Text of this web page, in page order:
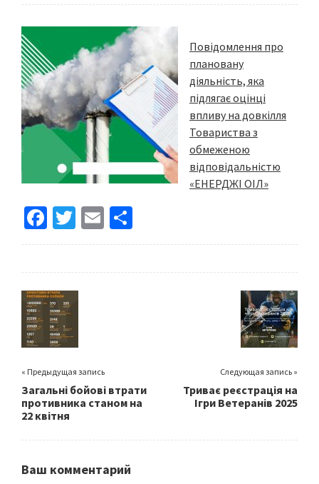
Повідомлення про
плановану
діяльність, яка
підлягає оцінці
впливу на довкілля
Товариства з
обмеженою
відповідальністю
«ЕНЕРДЖІ ОІЛ»
Fa
ce
o
o
k
T
wi
er
E
m h
« Предыдущая запись
Загальні бойові втрати
противника станом на
22 квітня
Следующая запись »
Триває реєстрація на
Ігри Ветеранів 2025
Ваш комментарий